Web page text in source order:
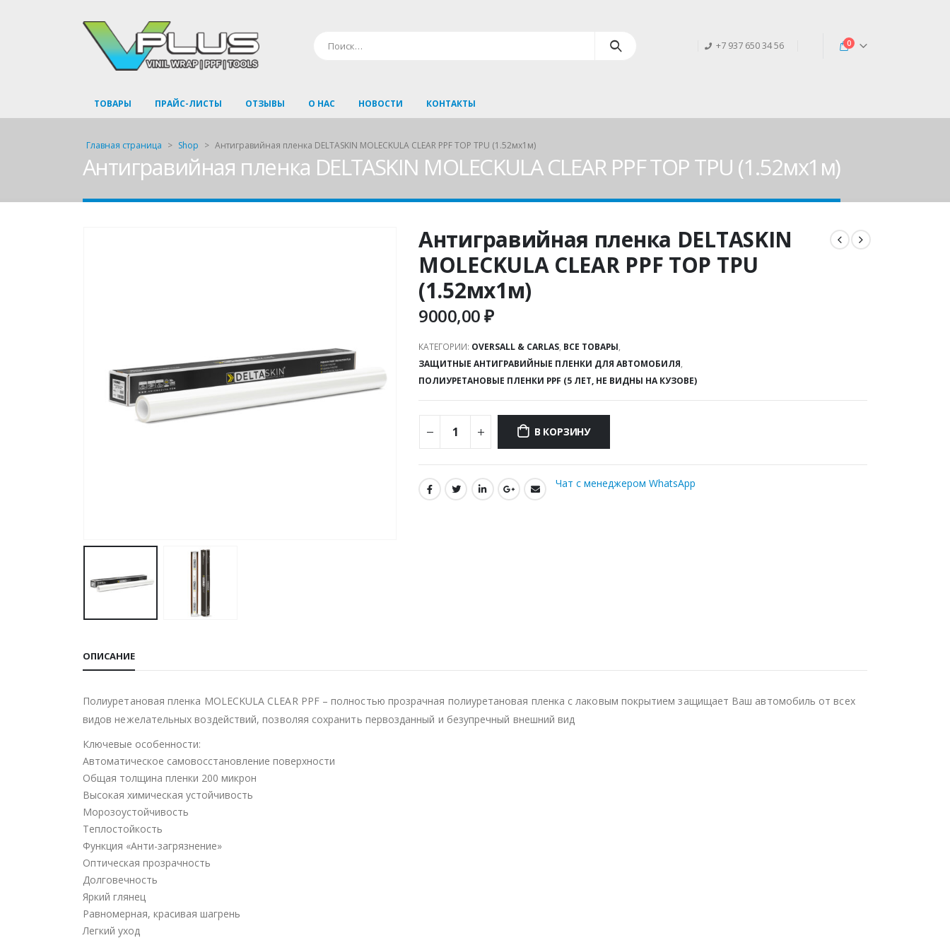
+7 937 650 34 56 0
ТОВАРЫ ПРАЙС-ЛИСТЫ ОТЗЫВЫ О НАС НОВОСТИ КОНТАКТЫ
Главная страница > Shop > Антигравийная пленка DELTASKIN MOLECKULA CLEAR PPF TOP TPU (1.52мx1м)
Антигравийная пленка DELTASKIN MOLECKULA CLEAR PPF TOP TPU (1.52мx1м)
Антигравийная пленка DELTASKIN
MOLECKULA CLEAR PPF TOP TPU
(1.52мx1м)
9000,00₽
КАТЕГОРИИ: OVERSALL & CARLAS, ВСЕ ТОВАРЫ,
ЗАЩИТНЫЕ АНТИГРАВИЙНЫЕ ПЛЕНКИ ДЛЯ АВТОМОБИЛЯ,
ПОЛИУРЕТАНОВЫЕ ПЛЕНКИ PPF (5 ЛЕТ, НЕ ВИДНЫ НА КУЗОВЕ)
В КОРЗИНУ
Чат с менеджером WhatsApp
ОПИСАНИЕ
Полиуретановая пленка MOLECKULA CLEAR PPF – полностью прозрачная полиуретановая пленка с лаковым покрытием защищает Ваш автомобиль от всех
видов нежелательных воздействий, позволяя сохранить первозданный и безупречный внешний вид
Ключевые особенности:
Автоматическое самовосстановление поверхности
Общая толщина пленки 200 микрон
Высокая химическая устойчивость
Морозоустойчивость
Теплостойкость
Функция «Анти-загрязнение»
Оптическая прозрачность
Долговечность
Яркий глянец
Равномерная, красивая шагрень
Легкий уход